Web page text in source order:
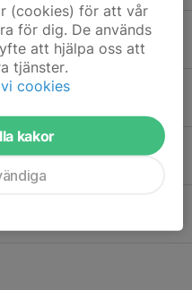
(cookies) för att vår
för dig. De används
att hjälpa oss att
tjänster.
cookies
kakor